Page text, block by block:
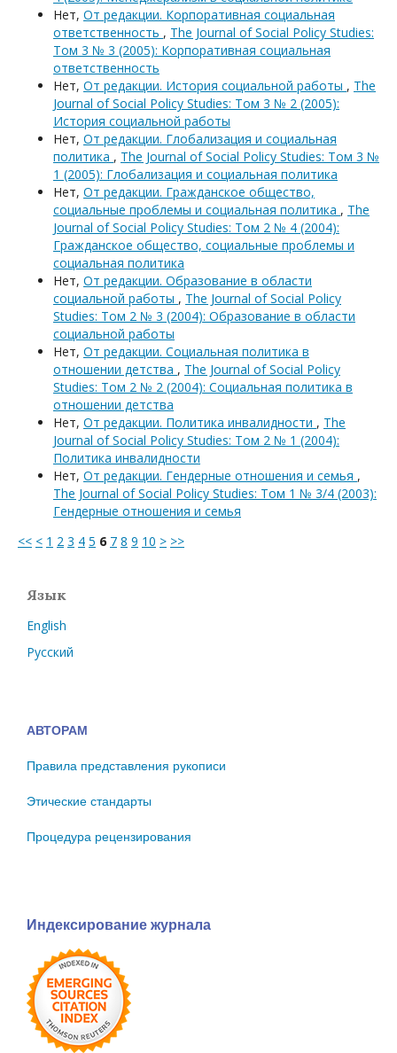
Нет, От редакции. Корпоративная социальная
ответственность , The Journal of Social Policy Studies:
Том 3 № 3 (2005): Корпоративная социальная
ответственность
Нет, От редакции. История социальной работы , The
Journal of Social Policy Studies: Том 3 № 2 (2005):
История социальной работы
Нет, От редакции. Глобализация и социальная
политика , The Journal of Social Policy Studies: Том 3 №
1 (2005): Глобализация и социальная политика
Нет, От редакции. Гражданское общество,
социальные проблемы и социальная политика , The
Journal of Social Policy Studies: Том 2 № 4 (2004):
Гражданское общество, социальные проблемы и
социальная политика
Нет, От редакции. Образование в области
социальной работы , The Journal of Social Policy
Studies: Том 2 № 3 (2004): Образование в области
социальной работы
Нет, От редакции. Социальная политика в
отношении детства , The Journal of Social Policy
Studies: Том 2 № 2 (2004): Социальная политика в
отношении детства
Нет, От редакции. Политика инвалидности , The
Journal of Social Policy Studies: Том 2 № 1 (2004):
Политика инвалидности
Нет, От редакции. Гендерные отношения и семья ,
The Journal of Social Policy Studies: Том 1 № 3/4 (2003):
Гендерные отношения и семья
<< < 1 2 3 4 5 6 7 8 9 10 > >>
Язык
English
Русский
АВТОРАМ
Правила представления рукописи
Этические стандарты
Процедура рецензирования
Индексирование журнала